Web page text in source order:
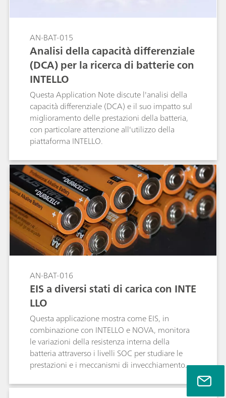
AN-BAT-015
Analisi della capacità differenziale
(DCA) per la ricerca di batterie con
INTELLO
Questa Application Note discute l'analisi della
capacità differenziale (DCA) e il suo impatto sul
miglioramento delle prestazioni della batteria,
con particolare attenzione all'utilizzo della
piattaforma INTELLO.
AN-BAT-016
EIS a diversi stati di carica con INTE
LLO
Questa applicazione mostra come EIS, in
combinazione con INTELLO e NOVA, monitora
le variazioni della resistenza interna della
batteria attraverso i livelli SOC per studiare le
prestazioni e i meccanismi di invecchiamento.